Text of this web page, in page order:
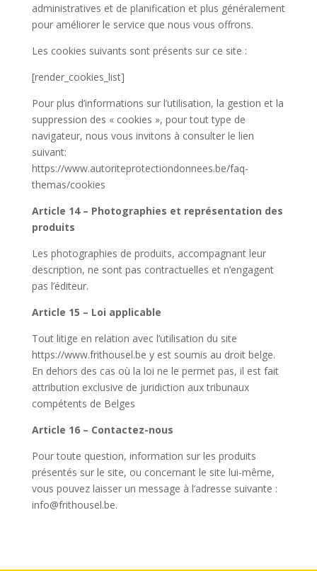
administratives et de planification et plus généralement
pour améliorer le service que nous vous offrons.
Les cookies suivants sont présents sur ce site :
[render_cookies_list]
Pour plus d’informations sur l’utilisation, la gestion et la
suppression des « cookies », pour tout type de
navigateur, nous vous invitons à consulter le lien
suivant:
https://www.autoriteprotectiondonnees.be/faq-
themas/cookies
Article 14 – Photographies et représentation des
produits
Les photographies de produits, accompagnant leur
description, ne sont pas contractuelles et n’engagent
pas l’éditeur.
Article 15 – Loi applicable
Tout litige en relation avec l’utilisation du site ​
https://www.frithousel.be​ y est soumis au droit belge.
En dehors des cas où la loi ne le permet pas, il est fait
attribution exclusive de juridiction aux tribunaux
compétents de Belges
Article 16 – Contactez-nous
Pour toute question, information sur les produits
présentés sur le site, ou concernant le site lui-même,
vous pouvez laisser un message à l’adresse suivante :
info@frithousel.be.